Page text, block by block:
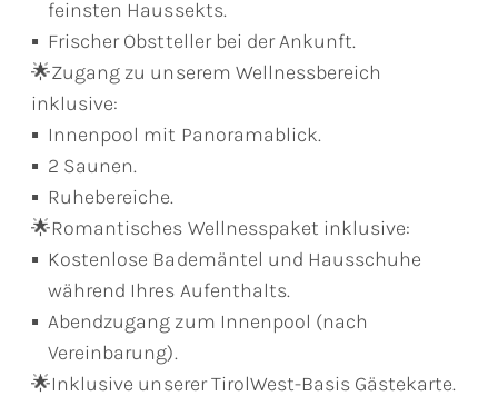
feinsten Haussekts.
Frischer Obstteller bei der Ankunft.
🌟Zugang zu unserem Wellnessbereich
inklusive:
Innenpool mit Panoramablick.
2 Saunen.
Ruhebereiche.
🌟Romantisches Wellnesspaket inklusive:
Kostenlose Bademäntel und Hausschuhe
während Ihres Aufenthalts.
Abendzugang zum Innenpool (nach
Vereinbarung).
🌟Inklusive unserer TirolWest-Basis Gästekarte.